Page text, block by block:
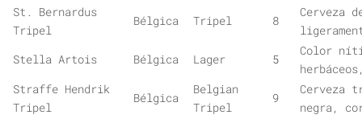
St. Bernardus
Tripel
Bélgica Tripel 8
Cerveza
Stella Artois
Bélgica Lager 5
Color
Straffe Hendrik
Tripel
Bélgica
Belgian
Tripel
9
Cerveza
negra,